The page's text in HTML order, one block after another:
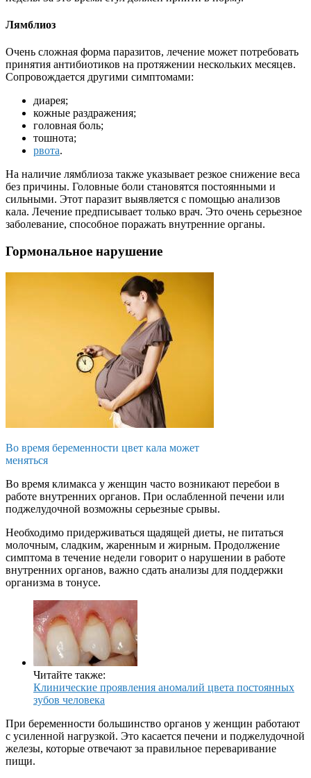
Лямблиоз
Очень сложная форма паразитов, лечение может потребовать
принятия антибиотиков на протяжении нескольких месяцев.
Сопровождается другими симптомами:
диарея;
кожные раздражения;
головная боль;
тошнота;
рвота.
На наличие лямблиоза также указывает резкое снижение веса
без причины. Головные боли становятся постоянными и
сильными. Этот паразит выявляется с помощью анализов
кала. Лечение предписывает только врач. Это очень серьезное
заболевание, способное поражать внутренние органы.
Гормональное нарушение
Во время беременности цвет кала может
меняться
Во время климакса у женщин часто возникают перебои в
работе внутренних органов. При ослабленной печени или
поджелудочной возможны серьезные срывы.
Необходимо придерживаться щадящей диеты, не питаться
молочным, сладким, жаренным и жирным. Продолжение
симптома в течение недели говорит о нарушении в работе
внутренних органов, важно сдать анализы для поддержки
организма в тонусе.
Читайте также:
Клинические проявления аномалий цвета постоянных
зубов человека
При беременности большинство органов у женщин работают
с усиленной нагрузкой. Это касается печени и поджелудочной
железы, которые отвечают за правильное переваривание
пищи.